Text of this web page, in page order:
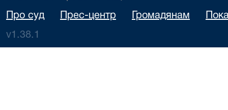
Про суд Прес-центр Громадянам
v1.38.1